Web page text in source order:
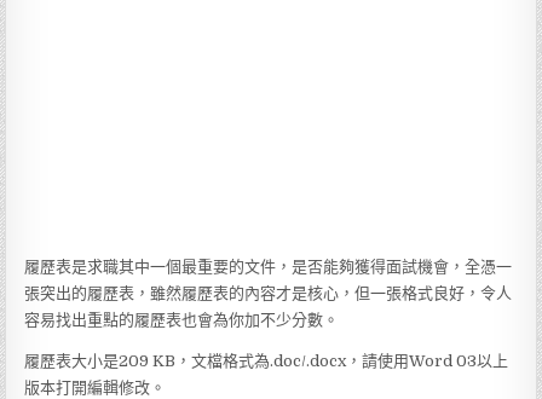
履歷表是求職其中一個最重要的文件，是否能夠獲得面試機會，全憑一
張突出的履歷表，雖然履歷表的內容才是核心，但一張格式良好，令人
容易找出重點的履歷表也會為你加不少分數。
履歷表大小是209 KB，文檔格式為.doc/.docx，請使用Word 03以上
版本打開編輯修改。